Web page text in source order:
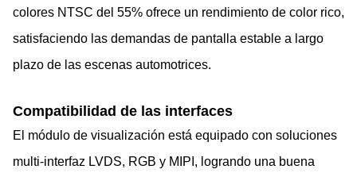
colores NTSC del 55% ofrece un rendimiento de color rico,
satisfaciendo las demandas de pantalla estable a largo
plazo de las escenas automotrices.
Compatibilidad de las interfaces
El módulo de visualización está equipado con soluciones
multi-interfaz LVDS, RGB y MIPI, logrando una buena